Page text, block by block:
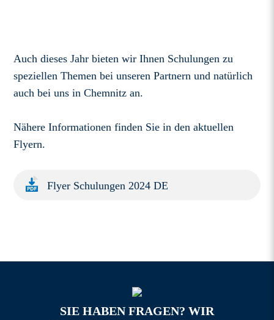
Auch dieses Jahr bieten wir Ihnen Schulungen zu
speziellen Themen bei unseren Partnern und natürlich
auch bei uns in Chemnitz an.
Nähere Informationen finden Sie in den aktuellen
Flyern.
Flyer Schulungen 2024 DE
SIE HABEN FRAGEN? WIR